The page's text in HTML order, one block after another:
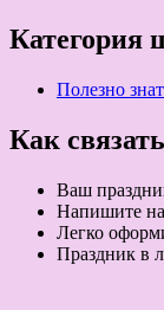
Категория
Полезно
Как
Ваш
Напишите
Легко
Праздник в